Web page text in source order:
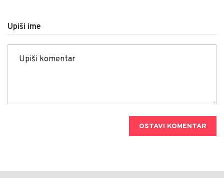
Upiši ime
OSTAVI KOMENTAR